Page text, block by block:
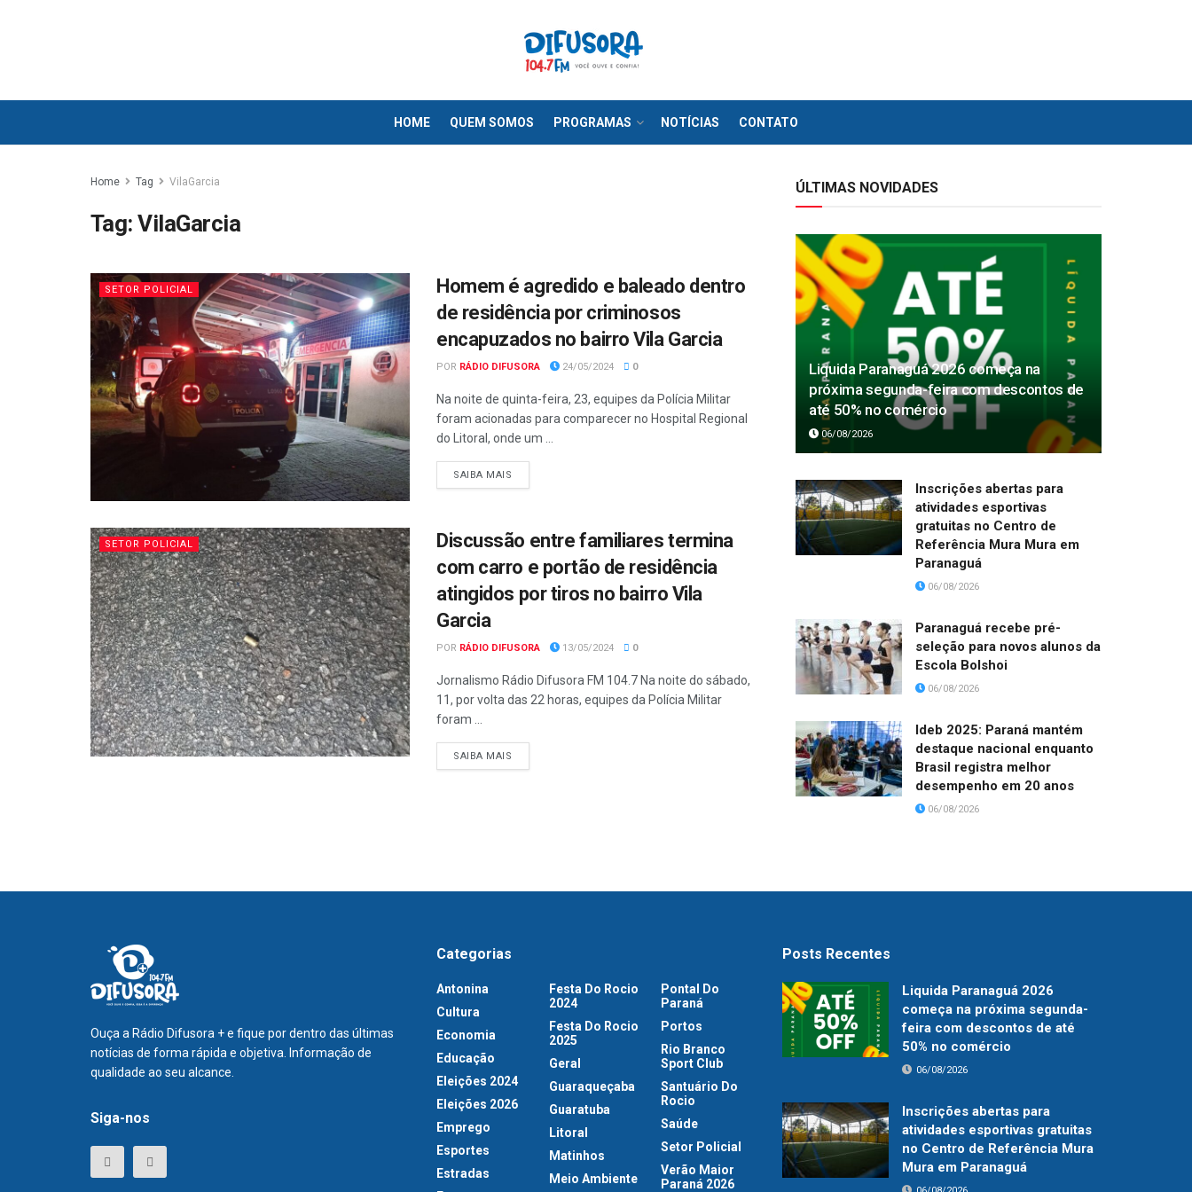
HOME QUEM SOMOS PROGRAMAS NOTÍCIAS CONTATO
Home Tag VilaGarcia
Tag:VilaGarcia
SETOR POLICIAL
Homem é agredido e baleado dentro
de residência por criminosos
encapuzados no bairro Vila Garcia
POR RÁDIO DIFUSORA 24/05/2024 0
Na noite de quinta-feira, 23, equipes da Polícia Militar
foram acionadas para comparecer no Hospital Regional
do Litoral, onde um ...
SAIBA MAIS
SETOR POLICIAL
Discussão entre familiares termina
com carro e portão de residência
atingidos por tiros no bairro Vila
Garcia
POR RÁDIO DIFUSORA 13/05/2024 0
Jornalismo Rádio Difusora FM 104.7 Na noite do sábado,
11, por volta das 22 horas, equipes da Polícia Militar
foram ...
SAIBA MAIS
ÚLTIMAS NOVIDADES
Liquida Paranaguá 2026 começa na
próxima segunda-feira com descontos de
até 50% no comércio
06/08/2026
Inscrições abertas para
atividades esportivas
gratuitas no Centro de
Referência Mura Mura em
Paranaguá
06/08/2026
Paranaguá recebe pré-
seleção para novos alunos da
Escola Bolshoi
06/08/2026
Ideb 2025: Paraná mantém
destaque nacional enquanto
Brasil registra melhor
desempenho em 20 anos
06/08/2026
Ouça a Rádio Difusora + e fique por dentro das últimas
notícias de forma rápida e objetiva. Informação de
qualidade ao seu alcance.
Siga-nos
Categorias
Antonina
Cultura
Economia
Educação
Eleições 2024
Eleições 2026
Emprego
Esportes
Estradas
Festa Do Rocio
2024
Festa Do Rocio
2025
Geral
Guaraqueçaba
Guaratuba
Litoral
Matinhos
Meio Ambiente
Pontal Do
Paraná
Portos
Rio Branco
Sport Club
Santuário Do
Rocio
Saúde
Setor Policial
Verão Maior
Paraná 2026
Posts Recentes
Liquida Paranaguá 2026
começa na próxima segunda-
feira com descontos de até
50% no comércio
06/08/2026
Inscrições abertas para
atividades esportivas gratuitas
no Centro de Referência Mura
Mura em Paranaguá